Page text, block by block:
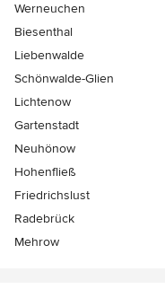
Werneuchen
Biesenthal
Liebenwalde
Schönwalde-Glien
Lichtenow
Gartenstadt
Neuhönow
Hohenfließ
Friedrichslust
Radebrück
Mehrow